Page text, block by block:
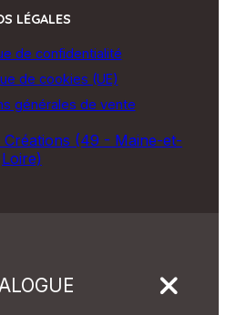
LÉGALES
de confidentialité
de cookies (UE)
générales de vente
Créations (49 - Maine-et-
Loire)